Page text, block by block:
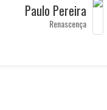
Paulo Pereira
Renascença